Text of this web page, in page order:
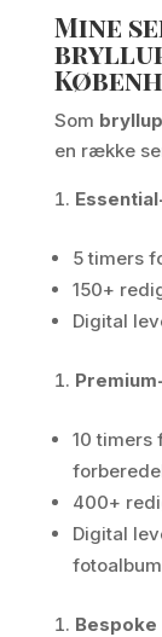
Mine
Som
en række
5 timers
150+
Digital
10
400+
Digital
fotoalbum